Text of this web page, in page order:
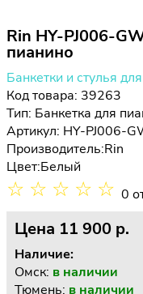
Rin HY-PJ006-
пианино
Банкетки и стулья
Код товара: 39263
Тип: Банкетка для
Артикул: HY-PJ006-
Производитель:Rin
Цвет:Белый
☆ ☆ ☆ ☆ ☆ 0
Цена 11 900 p.
Наличие:
Омск: в наличии
Тюмень: в наличии